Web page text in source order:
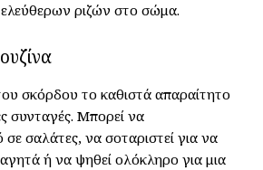
ριζών στο σώμα.
σκόρδου το καθιστά απαραίτητο
συνταγές. Μπορεί να
σε σαλάτες, να σοταριστεί για να
ή να ψηθεί ολόκληρο για μια